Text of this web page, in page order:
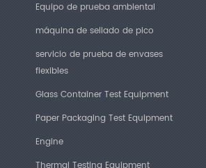
Equipo de prueba ambiental
máquina de sellado de pico
servicio de prueba de envases
flexibles
Glass Container Test Equipment
Paper Packaging Test Equipment
Engine